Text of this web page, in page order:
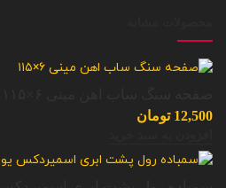
12,500 تومان